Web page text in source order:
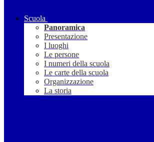
Scuola
Panoramica
Presentazione
I luoghi
Le persone
I numeri della scuola
Le carte della scuola
Organizzazione
La storia